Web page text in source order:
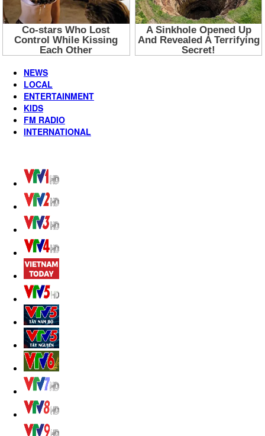
NEWS
LOCAL
ENTERTAINMENT
KIDS
FM RADIO
INTERNATIONAL